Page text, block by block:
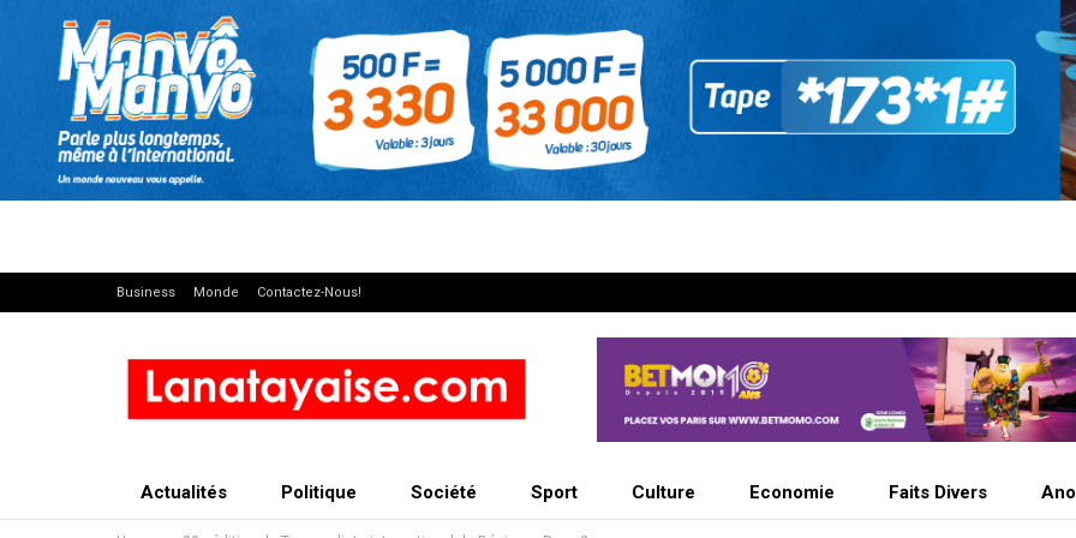
Business Monde Contactez-Nous!
Actualités Politique Société Sport Culture Economie Faits Divers